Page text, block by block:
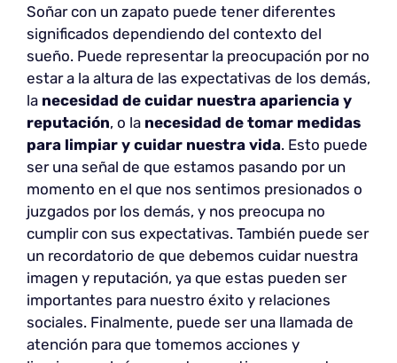
Soñar con un zapato puede tener diferentes
significados dependiendo del contexto del
sueño. Puede representar la preocupación por no
estar a la altura de las expectativas de los demás,
la necesidad de cuidar nuestra apariencia y
reputación, o la necesidad de tomar medidas
para limpiar y cuidar nuestra vida. Esto puede
ser una señal de que estamos pasando por un
momento en el que nos sentimos presionados o
juzgados por los demás, y nos preocupa no
cumplir con sus expectativas. También puede ser
un recordatorio de que debemos cuidar nuestra
imagen y reputación, ya que estas pueden ser
importantes para nuestro éxito y relaciones
sociales. Finalmente, puede ser una llamada de
atención para que tomemos acciones y